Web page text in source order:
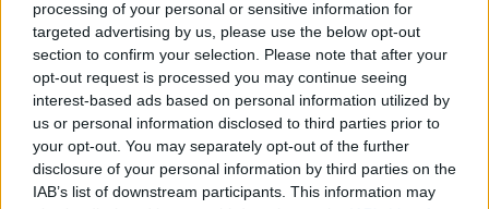
processing of your personal or sensitive information for
targeted advertising by us, please use the below opt-out
section to confirm your selection. Please note that after your
opt-out request is processed you may continue seeing
interest-based ads based on personal information utilized by
us or personal information disclosed to third parties prior to
your opt-out. You may separately opt-out of the further
disclosure of your personal information by third parties on the
IAB’s list of downstream participants. This information may
Cipro, un ponte dove si mischiano le culture
Una vigilia di Natale per un nuovo Rais
La questione israelo-palestinese ignorata dal G20
Erdogan continua a sfidare l'Occidente
Libano, collasso economico e guerra civile
Johnson, da Trump a Biden alla Brexit
L'AUKUS e il Quad
Biden, primo presidente USA non in guerra
Papa Bergoglio vedrà Viktor Orbán
Bennet, un giorno in attesa di Biden